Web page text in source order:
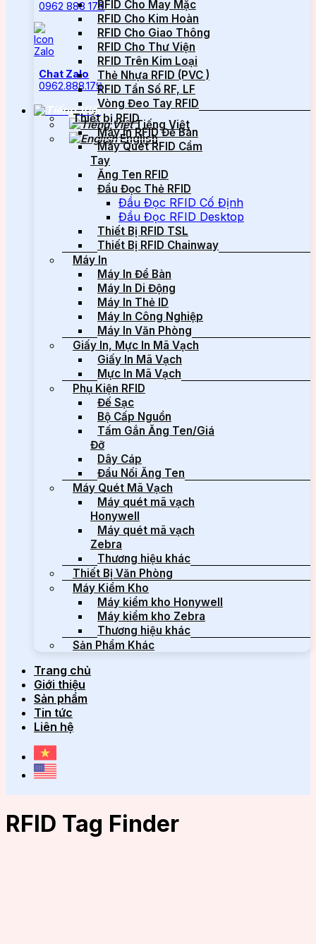
0962 888 179
Chat Zalo
0962.888.179
Tiếng Việt
English
RFID Cho May Mặc
RFID Cho Kim Hoàn
RFID Cho Giao Thông
RFID Cho Thư Viện
RFID Trên Kim Loại
Thẻ Nhựa RFID (PVC )
RFID Tần Số RF, LF
Vòng Đeo Tay RFID
Thiết bị RFID
Máy In RFID Để Bàn
Máy Quét RFID Cầm
Tay
Ăng Ten RFID
Đầu Đọc Thẻ RFID
Đầu Đọc RFID Cố Định
Đầu Đọc RFID Desktop
Thiết Bị RFID TSL
Thiết Bị RFID Chainway
Máy In
Máy In Để Bàn
Máy In Di Động
Máy In Thẻ ID
Máy In Công Nghiệp
Máy In Văn Phòng
Giấy In, Mực In Mã Vạch
Giấy In Mã Vạch
Mực In Mã Vạch
Phụ Kiện RFID
Đế Sạc
Bộ Cấp Nguồn
Tấm Gắn Ăng Ten/Giá
Đỡ
Dây Cáp
Đầu Nối Ăng Ten
Máy Quét Mã Vạch
Máy quét mã vạch
Honywell
Máy quét mã vạch
Zebra
Thương hiệu khác
Thiết Bị Văn Phòng
Máy Kiểm Kho
Máy kiểm kho Honywell
Máy kiểm kho Zebra
Thương hiệu khác
Sản Phẩm Khác
Trang chủ
Giới thiệu
Sản phẩm
Tin tức
Liên hệ
RFID Tag Finder